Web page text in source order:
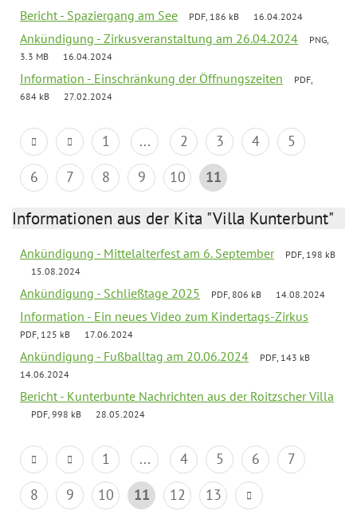
Bericht - Spaziergang am See PDF, 186 kB 16.04.2024
Ankündigung - Zirkusveranstaltung am 26.04.2024
PNG,
3.3 MB
16.04.2024
Information - Einschränkung der Öffnungszeiten
PDF,
684 kB
27.02.2024
1 ... 2 3 4
5
6
7 8 9 10 11
Informationen aus der Kita "Villa Kunterbunt"
Ankündigung - Mittelalterfest am 6. September
PDF, 198 kB
15.08.2024
Ankündigung - Schließtage 2025 PDF, 806 kB 14.08.2024
Information - Ein neues Video zum Kindertags-Zirkus
PDF, 125 kB 17.06.2024
Ankündigung - Fußballtag am 20.06.2024
PDF, 143 kB
14.06.2024
Bericht - Kunterbunte Nachrichten aus der Roitzscher Villa
PDF, 998 kB 28.05.2024
1 ... 4 5 6
7
8
9 10 11 12 13